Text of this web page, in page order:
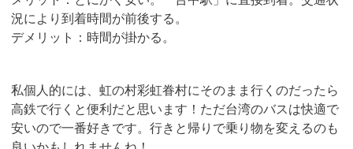
況により到着時間が前後する。
デメリット：時間が掛かる。
私個人的には、虹の村彩虹眷村にそのまま行くのだったら
高鉄で行くと便利だと思います！ただ台湾のバスは快適で
安いので一番好きです。行きと帰りで乗り物を変えるのも